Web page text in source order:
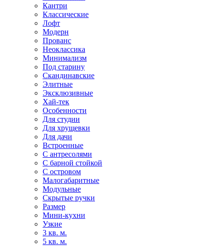
Кантри
Классические
Лофт
Модерн
Прованс
Неоклассика
Минимализм
Под старину
Скандинавские
Элитные
Эксклюзивные
Хай-тек
Особенности
Для студии
Для хрущевки
Для дачи
Встроенные
С антресолями
С барной стойкой
С островом
Малогабаритные
Модульные
Скрытые ручки
Размер
Мини-кухни
Узкие
3 кв. м.
5 кв. м.